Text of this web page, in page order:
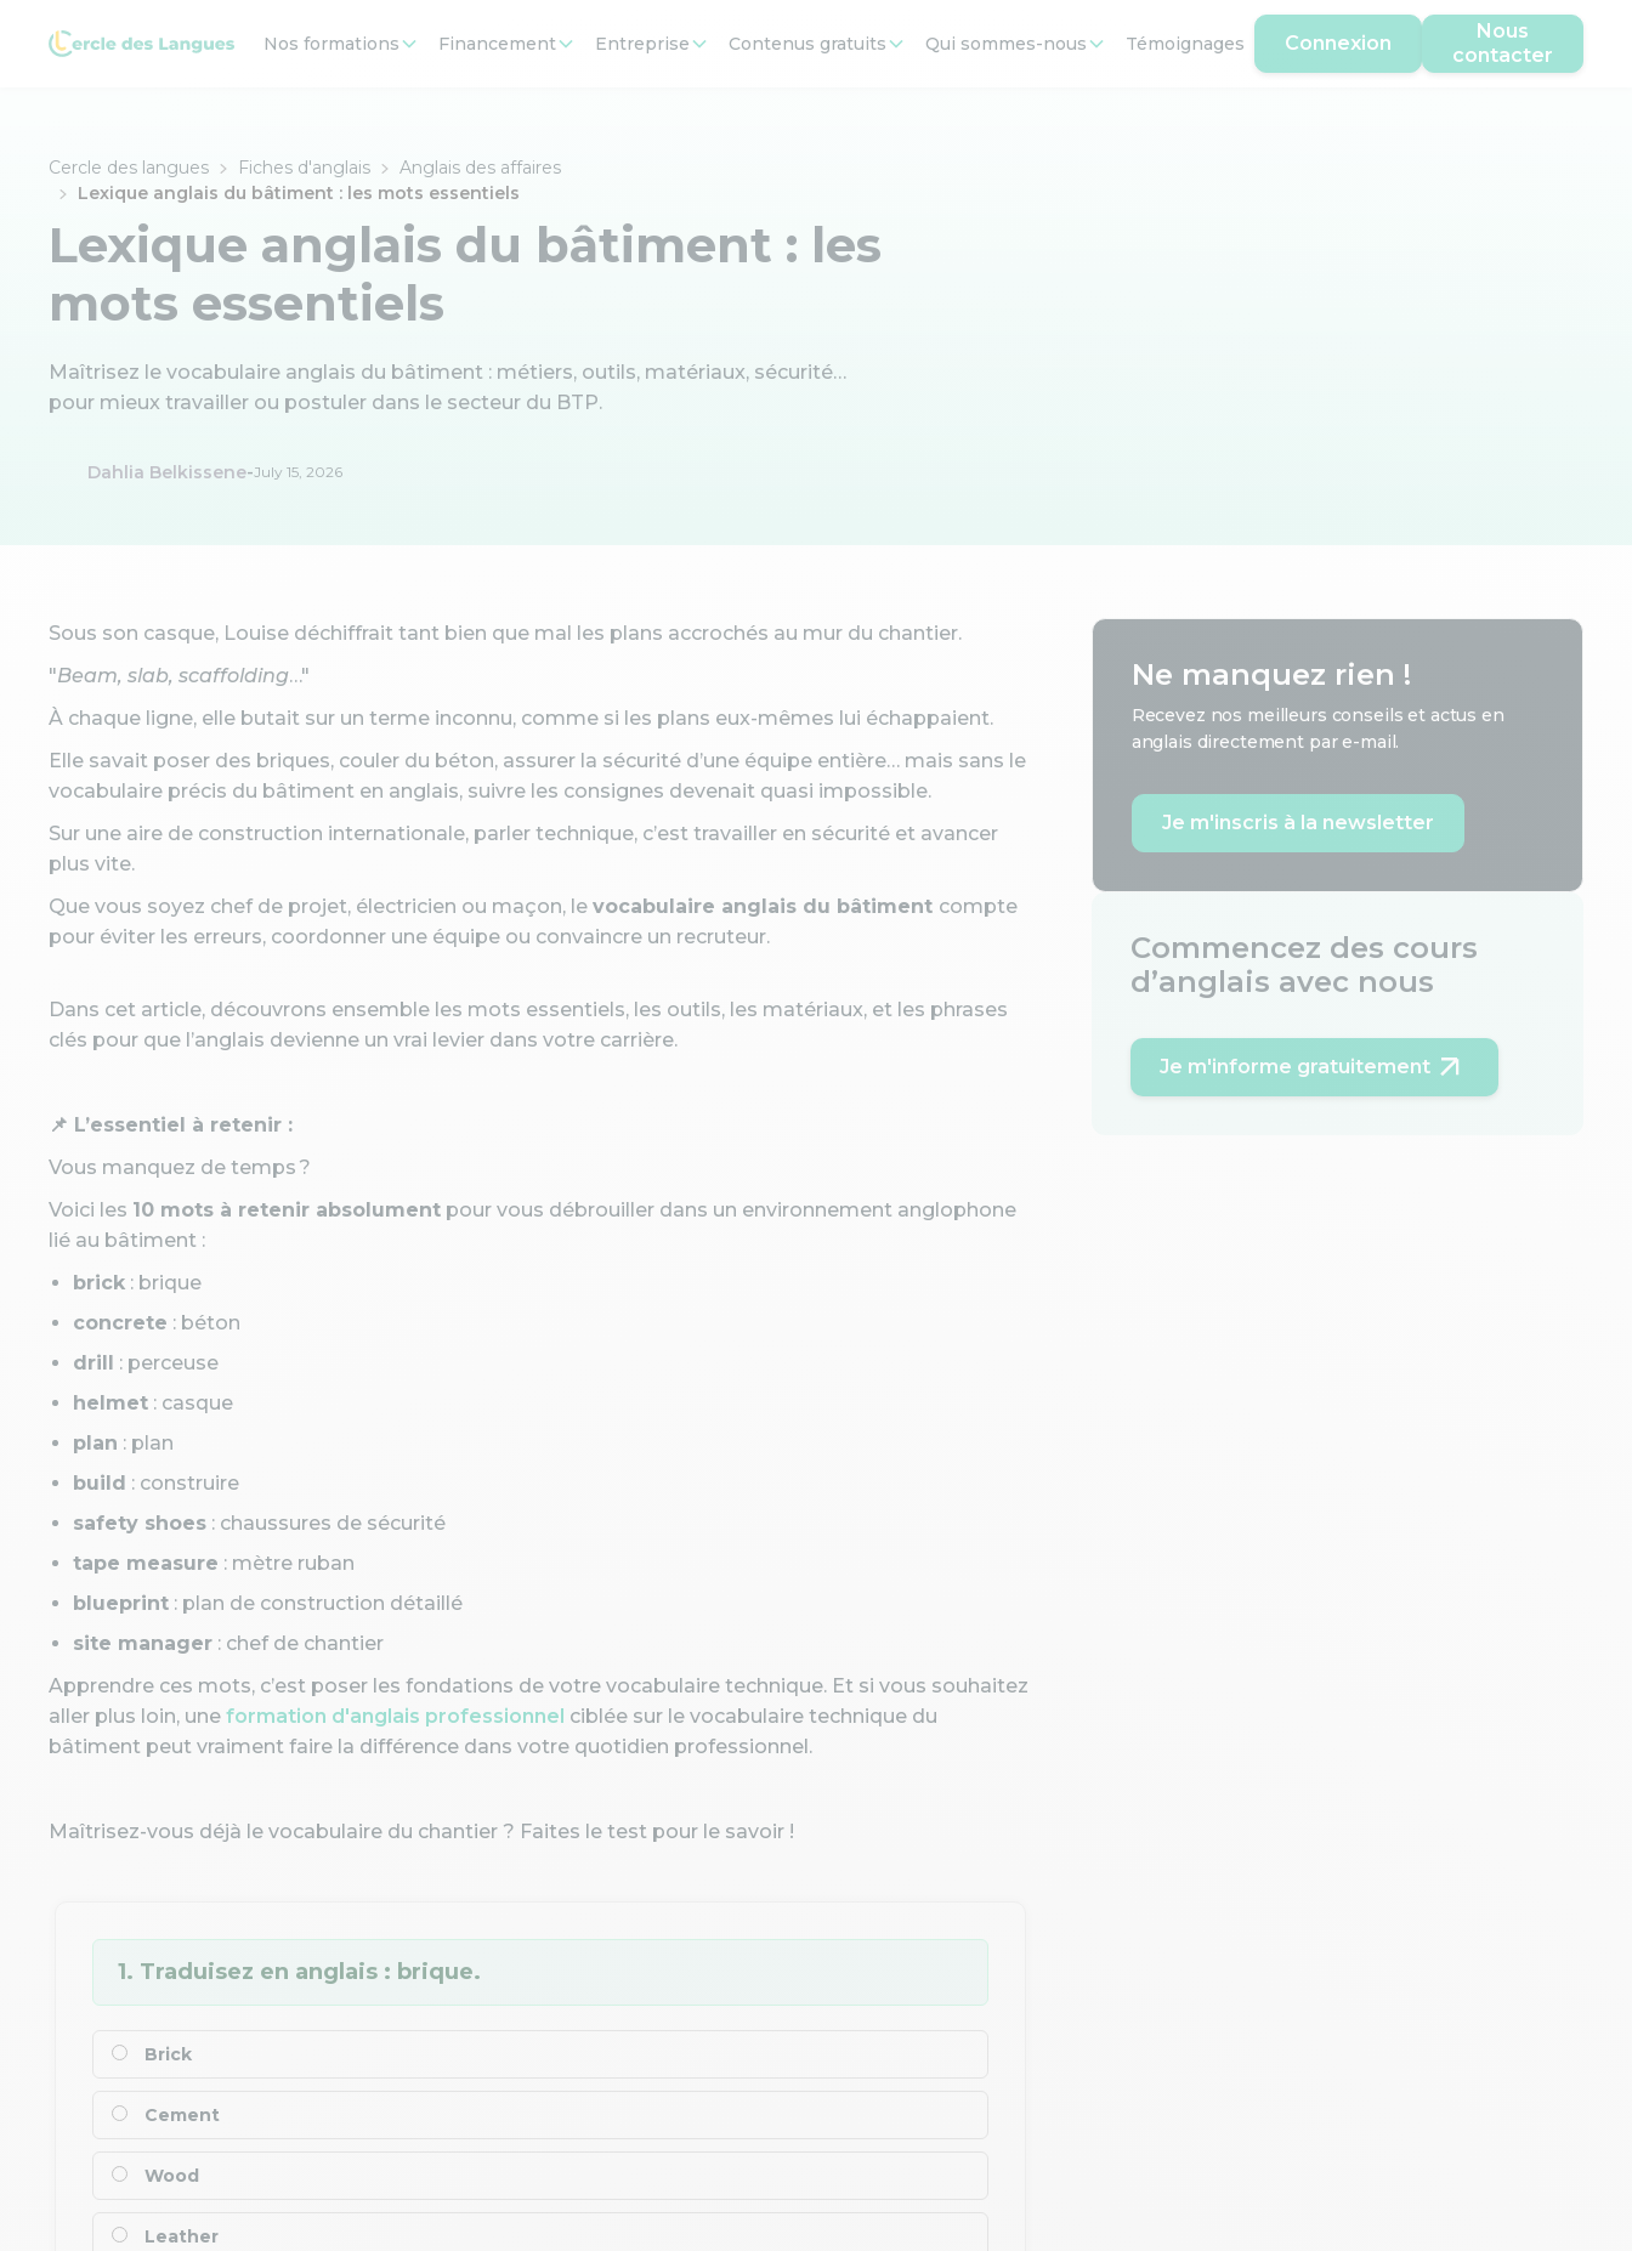
Nos formations Financement Entreprise Contenus gratuits Qui sommes-nous Témoignages Connexion
Nous
contacter
Cercle des langues Fiches d'anglais
Anglais des affaires
Lexique anglais du bâtiment : les mots essentiels
Lexique anglais du bâtiment : les
mots essentiels
Maîtrisez le vocabulaire anglais du bâtiment : métiers, outils, matériaux, sécurité…
pour mieux travailler ou postuler dans le secteur du BTP.
Dahlia Belkissene-July 15, 2026
Sous son casque, Louise déchiffrait tant bien que mal les plans accrochés au mur du chantier.
"Beam, slab, scaffolding…"
À chaque ligne, elle butait sur un terme inconnu, comme si les plans eux-mêmes lui échappaient.
Elle savait poser des briques, couler du béton, assurer la sécurité d’une équipe entière… mais sans le
vocabulaire précis du bâtiment en anglais, suivre les consignes devenait quasi impossible.
Sur une aire de construction internationale, parler technique, c’est travailler en sécurité et avancer
plus vite.
Que vous soyez chef de projet, électricien ou maçon, le vocabulaire anglais du bâtiment compte
pour éviter les erreurs, coordonner une équipe ou convaincre un recruteur.
Dans cet article, découvrons ensemble les mots essentiels, les outils, les matériaux, et les phrases
clés pour que l’anglais devienne un vrai levier dans votre carrière.
📌 L’essentiel à retenir :
Vous manquez de temps ?
Voici les 10 mots à retenir absolument pour vous débrouiller dans un environnement anglophone
lié au bâtiment :
brick : brique
concrete : béton
drill : perceuse
helmet : casque
plan : plan
build : construire
safety shoes : chaussures de sécurité
tape measure : mètre ruban
blueprint : plan de construction détaillé
site manager : chef de chantier
Apprendre ces mots, c’est poser les fondations de votre vocabulaire technique. Et si vous souhaitez
aller plus loin, une formation d'anglais professionnel ciblée sur le vocabulaire technique du
bâtiment peut vraiment faire la différence dans votre quotidien professionnel.
Maîtrisez-vous déjà le vocabulaire du chantier ? Faites le test pour le savoir !
1. Traduisez en anglais : brique.
Brick
Cement
Wood
Leather
Ne manquez rien !
Recevez nos meilleurs conseils et actus en
anglais directement par e-mail.
Je m'inscris à la newsletter
Commencez des cours
d’anglais avec nous
Je m'informe gratuitement